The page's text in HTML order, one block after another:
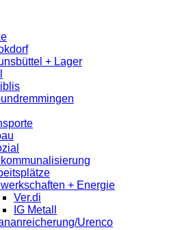
+ Lager
+ Energie
Ver.di
IG Metall
Urenco